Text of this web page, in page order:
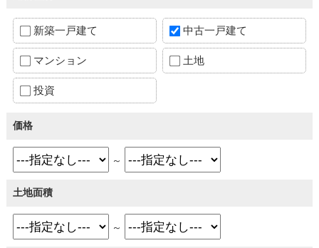
新築一戸建て 中古一戸建て
マンション 土地
投資
価格
～
土地面積
～